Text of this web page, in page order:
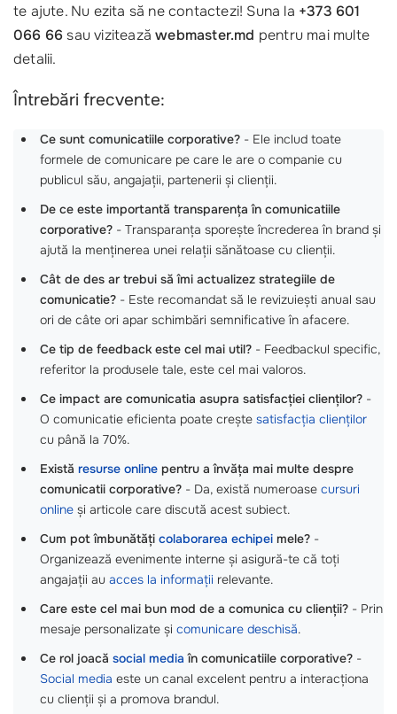
te ajute. Nu ezita să ne contactezi! Suna la +373 601
066 66sau viziteazăwebmaster.md pentru mai multe
detalii.
Întrebări frecvente:
Ce sunt comunicatiile corporative? - Ele includ toate
formele de comunicare pe care le are o companie cu
publicul său, angajații, partenerii și clienții.
De ce este importantă transparența în comunicatiile
corporative? - Transparanța sporește încrederea în brand și
ajută la menținerea unei relații sănătoase cu clienții.
Cât de des ar trebui să îmi actualizez strategiile de
comunicatie? - Este recomandat să le revizuiești anual sau
ori de câte ori apar schimbări semnificative în afacere.
Ce tip de feedback este cel mai util? - Feedbackul specific,
referitor la produsele tale, este cel mai valoros.
Ce impact are comunicatia asupra satisfacției clienților? -
O comunicatie eficienta poate crește satisfacția clienților
cu până la 70%.
Există resurse online pentru a învăța mai multe despre
comunicatii corporative? - Da, există numeroase cursuri
online și articole care discută acest subiect.
Cum pot îmbunătăți colaborarea echipei mele? -
Organizează evenimente interne și asigură-te că toți
angajații au acces la informații relevante.
Care este cel mai bun mod de a comunica cu clienții? - Prin
mesaje personalizate și comunicare deschisă.
Ce rol joacă social media în comunicatiile corporative? -
Social media este un canal excelent pentru a interacționa
cu clienții și a promova brandul.